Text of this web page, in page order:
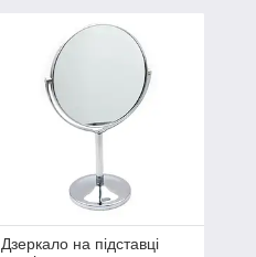
Дзеркало на підставці